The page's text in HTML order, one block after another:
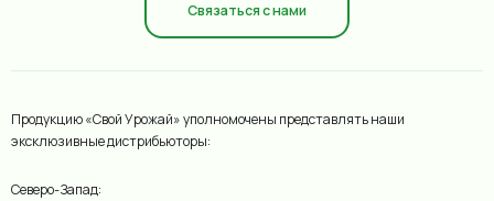
Связаться с нами
Продукцию «Свой Урожай» уполномочены представлять наши
эксклюзивные дистрибьюторы:
Северо-Запад: